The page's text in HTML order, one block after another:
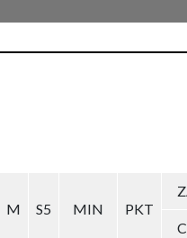
M S5 MIN PKT
M S5 MIN PKT